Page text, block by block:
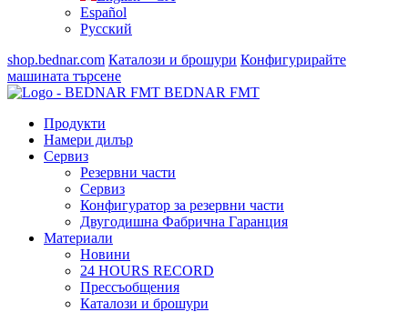
Español
Русский
shop.bednar.com Каталози и брошури Конфигурирайте
машината търсене
BEDNAR FMT
Продукти
Намери дилър
Сервиз
Резервни части
Сервиз
Конфигуратор за резервни части
Двугодишна Фабрична Гаранция
Материали
Новини
24 HOURS RECORD
Прессъобщения
Каталози и брошури